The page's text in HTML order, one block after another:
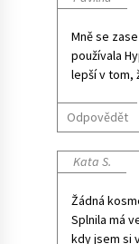
Mně se
používala
lepší v tom,
Odpovědět
Kata S.
Žádná
Splnila má
kdy jsem si